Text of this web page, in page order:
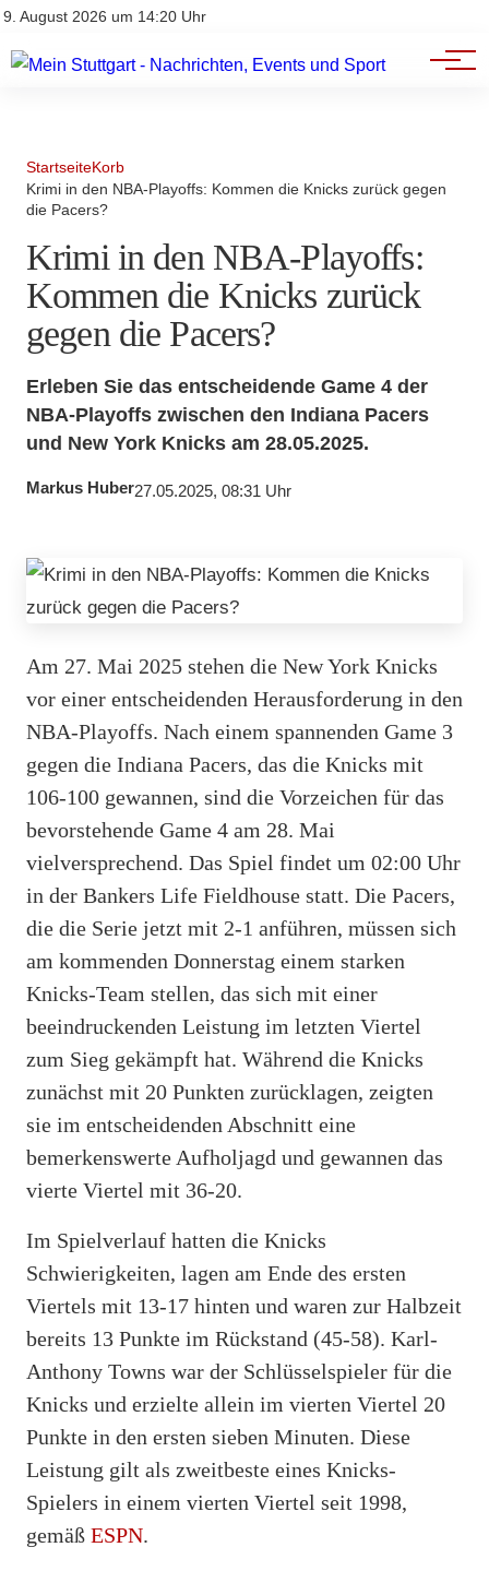
9. August 2026 um 14:20 Uhr
Impressum
Branchenbuch
Werbung
StartseiteKorb
Krimi in den NBA-Playoffs: Kommen die Knicks zurück gegen
die Pacers?
Krimi in den NBA-Playoffs:
Kommen die Knicks zurück
gegen die Pacers?
Erleben Sie das entscheidende Game 4 der
NBA-Playoffs zwischen den Indiana Pacers
und New York Knicks am 28.05.2025.
Markus Huber27.05.2025, 08:31 Uhr
Am 27. Mai 2025 stehen die New York Knicks
vor einer entscheidenden Herausforderung in den
NBA-Playoffs. Nach einem spannenden Game 3
gegen die Indiana Pacers, das die Knicks mit
106-100 gewannen, sind die Vorzeichen für das
bevorstehende Game 4 am 28. Mai
vielversprechend. Das Spiel findet um 02:00 Uhr
in der Bankers Life Fieldhouse statt. Die Pacers,
die die Serie jetzt mit 2-1 anführen, müssen sich
am kommenden Donnerstag einem starken
Knicks-Team stellen, das sich mit einer
beeindruckenden Leistung im letzten Viertel
zum Sieg gekämpft hat. Während die Knicks
zunächst mit 20 Punkten zurücklagen, zeigten
sie im entscheidenden Abschnitt eine
bemerkenswerte Aufholjagd und gewannen das
vierte Viertel mit 36-20.
Im Spielverlauf hatten die Knicks
Schwierigkeiten, lagen am Ende des ersten
Viertels mit 13-17 hinten und waren zur Halbzeit
bereits 13 Punkte im Rückstand (45-58). Karl-
Anthony Towns war der Schlüsselspieler für die
Knicks und erzielte allein im vierten Viertel 20
Punkte in den ersten sieben Minuten. Diese
Leistung gilt als zweitbeste eines Knicks-
Spielers in einem vierten Viertel seit 1998,
gemäß ESPN.